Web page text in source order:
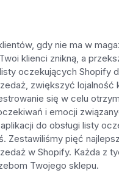
gdy nie ma w
klienci znikną, a
oczekujących Shopify
zwiększyć
się w celu
i emocji
do obsługi listy
Zestawiliśmy pięć
w Shopify. Każda z
Twojego sklepu.